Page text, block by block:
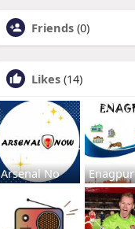
Friends (0)
Likes (14)
Arsenal No Enagpur